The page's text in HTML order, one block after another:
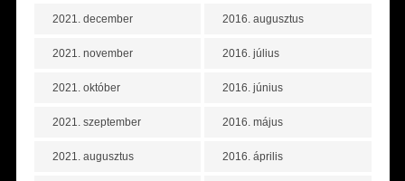
2021. december
2021. november
2021. október
2021. szeptember
2021. augusztus
2016. augusztus
2016. július
2016. június
2016. május
2016. április